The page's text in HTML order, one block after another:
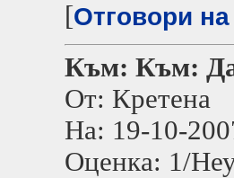
[Отговори
Към: Към: Да
От: Кретена
На: 19-10-
Оценка: 1/